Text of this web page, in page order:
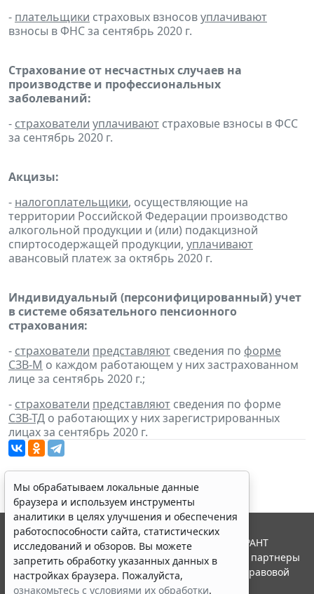
- плательщики страховых взносовуплачивают
взносы в ФНС за сентябрь 2020 г.
Страхование от несчастных случаев на
производстве и профессиональных
заболеваний:
- страхователи уплачивают страховые взносы в ФСС
за сентябрь 2020 г.
Акцизы:
- налогоплательщики, осуществляющие на
территории Российской Федерации производство
алкогольной продукции и (или) подакцизной
спиртосодержащей продукции, уплачивают
авансовый платеж за октябрь 2020 г.
Индивидуальный (персонифицированный) учет
в системе обязательного пенсионного
страхования:
- страхователи представляют сведения по форме
СЗВ-М о каждом работающем у них застрахованном
лице за сентябрь 2020 г.;
- страхователи представляют сведения по форме
СЗВ-ТД о работающих у них зарегистрированных
лицах за сентябрь 2020 г.
Мы обрабатываем локальные данные
браузера и используем инструменты
аналитики в целях улучшения и обеспечения
работоспособности сайта, статистических
исследований и обзоров. Вы можете
запретить обработку указанных данных в
настройках браузера. Пожалуйста,
ознакомьтесь с условиями их обработки.
© ООО "НПП "ГАРАНТ-СЕРВИС", 2026. Система ГАРАНТ
выпускается с 1990 года. Компания "Гарант" и ее партнеры
являются участниками Российской ассоциации правовой
информации ГАРАНТ.